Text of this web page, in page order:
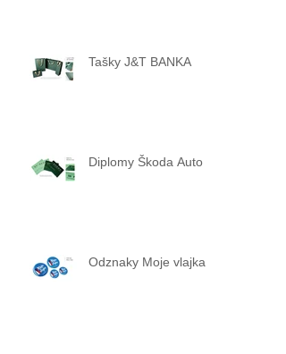
Tašky J&T BANKA
Diplomy Škoda Auto
Odznaky Moje vlajka